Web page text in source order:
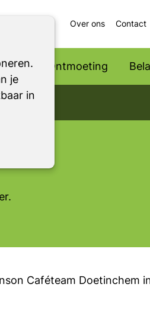
je
in
Ontmoeting
Over ons Contact
Caféteam Doetinchem